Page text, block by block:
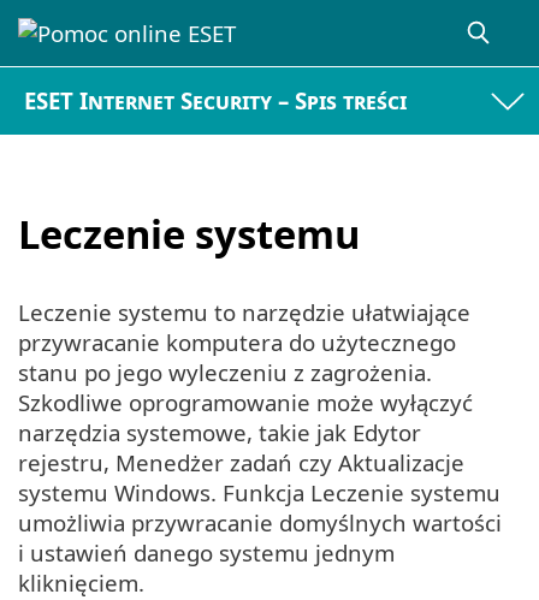
ESET Internet Security – Spis treści
Leczenie systemu
Leczenie systemu to narzędzie ułatwiające
przywracanie komputera do użytecznego
stanu po jego wyleczeniu z zagrożenia.
Szkodliwe oprogramowanie może wyłączyć
narzędzia systemowe, takie jak Edytor
rejestru, Menedżer zadań czy Aktualizacje
systemu Windows. Funkcja Leczenie systemu
umożliwia przywracanie domyślnych wartości
i ustawień danego systemu jednym
kliknięciem.